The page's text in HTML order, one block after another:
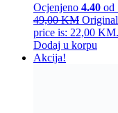
Ocjenjeno 4.40 od
49,00KM
price is: 22,00 KM.
Dodaj u korpu
Akcija!